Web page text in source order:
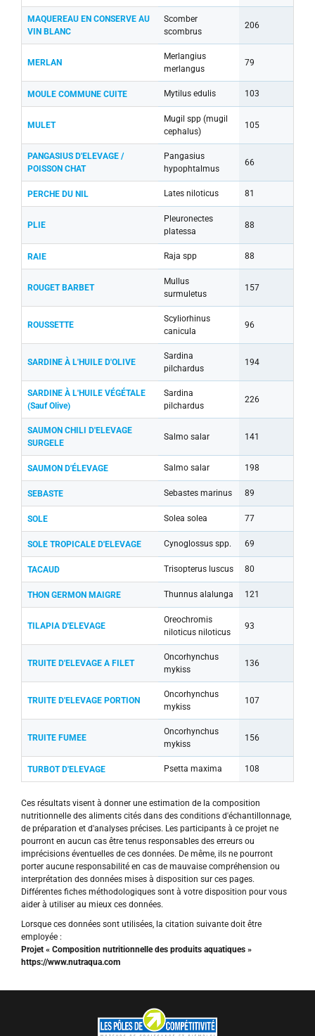
MAQUEREAU EN CONSERVE AU
VIN BLANC
Scomber
scombrus
206
MERLAN
Merlangius
merlangus
79
MOULE COMMUNE CUITE Mytilus edulis 103
MULET
Mugil spp (mugil
cephalus)
105
PANGASIUS D'ELEVAGE /
POISSON CHAT
Pangasius
hypophtalmus
66
PERCHE DU NIL Lates niloticus 81
PLIE
Pleuronectes
platessa
88
RAIE Raja spp 88
ROUGET BARBET
Mullus
surmuletus
157
ROUSSETTE
Scyliorhinus
canicula
96
SARDINE À L'HUILE D'OLIVE
Sardina
pilchardus
194
SARDINE À L'HUILE VÉGÉTALE
(Sauf Olive)
Sardina
pilchardus
226
SAUMON CHILI D'ELEVAGE
SURGELE
Salmo salar 141
SAUMON D'ÉLEVAGE Salmo salar 198
SEBASTE Sebastes marinus 89
SOLE Solea solea 77
SOLE TROPICALE D'ELEVAGE Cynoglossus spp. 69
TACAUD Trisopterus luscus 80
THON GERMON MAIGRE Thunnus alalunga 121
TILAPIA D'ELEVAGE
Oreochromis
niloticus niloticus
93
TRUITE D'ELEVAGE A FILET
Oncorhynchus
mykiss
136
TRUITE D'ELEVAGE PORTION
Oncorhynchus
mykiss
107
TRUITE FUMEE
Oncorhynchus
mykiss
156
TURBOT D'ELEVAGE Psetta maxima 108
Ces résultats visent à donner une estimation de la composition
nutritionnelle des aliments cités dans des conditions d'échantillonnage,
de préparation et d'analyses précises. Les participants à ce projet ne
pourront en aucun cas être tenus responsables des erreurs ou
imprécisions éventuelles de ces données. De même, ils ne pourront
porter aucune responsabilité en cas de mauvaise compréhension ou
interprétation des données mises à disposition sur ces pages.
Différentes fiches méthodologiques sont à votre disposition pour vous
aider à utiliser au mieux ces données.
Lorsque ces données sont utilisées, la citation suivante doit être
employée :
Projet « Composition nutritionnelle des produits aquatiques »
https://www.nutraqua.com